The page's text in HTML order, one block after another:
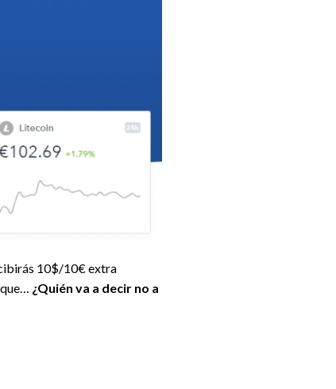
10$/10€ extra
¿Quién va a decir no a